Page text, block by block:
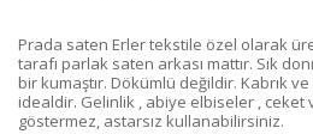
Prada saten Erler tekstile özel olarak
tarafı parlak saten arkası mattır. Sık
bir kumaştır. Dökümlü değildir. Kabrık
idealdir. Gelinlik , abiye elbiseler , ceket
göstermez, astarsız kullanabilirsiniz.